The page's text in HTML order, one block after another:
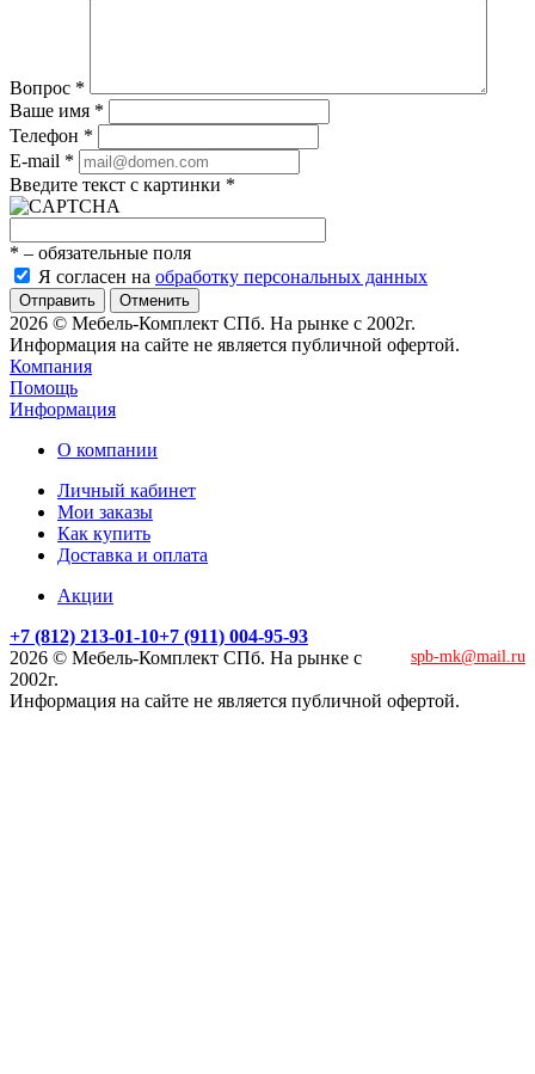
Вопрос *
Ваше имя *
Телефон *
E-mail *
Введите текст с картинки *
* – обязательные поля
Я согласен на обработку персональных данных
Отменить
2026 © Мебель-Комплект СПб. На рынке с 2002г.
Информация на сайте не является публичной офертой.
Компания
Помощь
Информация
О компании
Личный кабинет
Мои заказы
Как купить
Доставка и оплата
Акции
+7 (812) 213-01-10+7 (911) 004-95-93
spb-mk@mail.ru
2026 © Мебель-Комплект СПб. На рынке с
2002г.
Информация на сайте не является публичной офертой.